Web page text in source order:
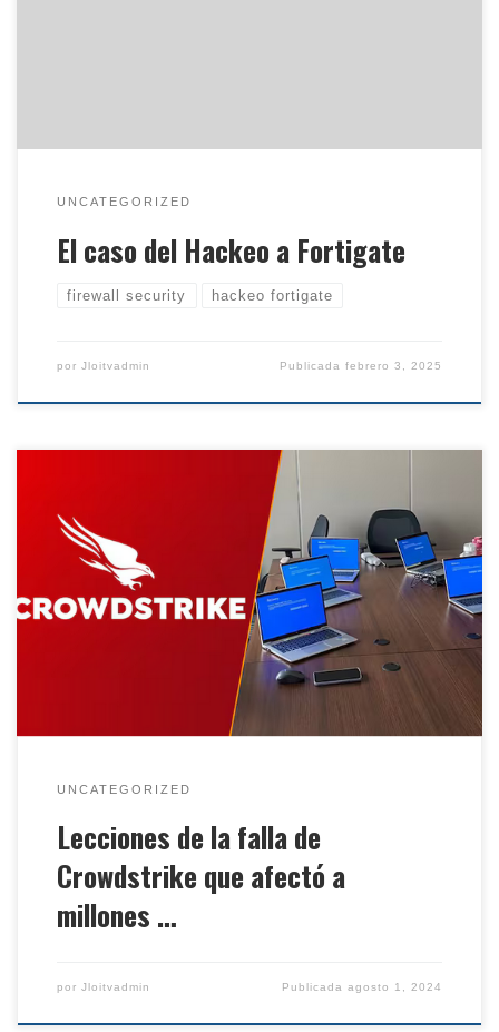
UNCATEGORIZED
El caso del Hackeo a Fortigate
firewall security hackeo fortigate
por Jloitvadmin Publicadafebrero 3, 2025
El día viernes 19 de julio, amanecimos con la noticia
de que miles de equipos de cómputo con Windows
en Oceanía y Europa principalmente habían
quedado inutilizados, debido a una falla en la última
actualización automática de Crowdstrike. Si bien la
noticia tuvo gran resonancia dado el impacto que se
UNCATEGORIZED
Lecciones de la falla de
Crowdstrike que afectó a
millones …
por Jloitvadmin Publicadaagosto 1, 2024